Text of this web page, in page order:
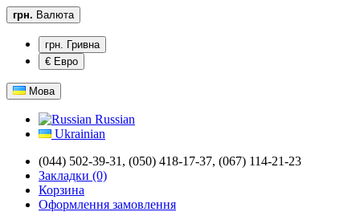
грн. Валюта
грн. Гривна
€ Евро
Мова
Russian
Ukrainian
(044) 502-39-31, (050) 418-17-37, (067) 114-21-23
Закладки (0)
Корзина
Оформлення замовлення